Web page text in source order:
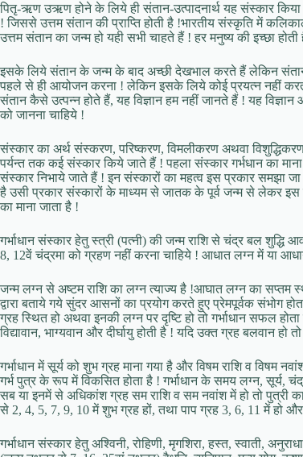
पितृ-ऋण उऋण होने के लिये ही संतान-उत्पादनार्थ यह संस्कार
! जिससे उत्तम संतान की प्राप्ति होती है !भारतीय संस्कृति में
उत्तम संतान का जन्म हो यही सभी चाहते हैं ! हर मनुष्य की इच्छा
इसके लिये संतान के जन्म के बाद अच्छी देखभाल करते हैं लेकिन
पहले से ही आयोजन करना ! लेकिन इसके लिये कोई प्रयत्न नहीं
संतान कैसे उत्पन्न होते हैं, यह विज्ञान हम नहीं जानते हैं ! यह
को जानना चाहिये !
संस्कार का अर्थ संस्करण, परिष्करण, विमलीकरण अथवा
पर्यन्त तक कई संस्कार किये जाते हैं ! पहला संस्कार गर्भधान का
संस्कार निभाये जाते हैं ! इन संस्कारों का महत्व इस प्रकार समझा
है उसी प्रकार संस्कारों के माध्यम से जातक के पूर्व जन्म से लेकर इस
का माना जाता है !
गर्भाधान संस्कार हेतु स्त्री (पत्नी) की जन्म राशि से चंद्र बल शुद्धि
8, 12वें चंद्रमा को ग्रहण नहीं करना चाहिये ! आधात लग्न में या
जन्म लग्न से अष्टम राशि का लग्न त्याज्य है !आघात लग्न का सप्तम
द्वारा बताये गये सुंदर आसनों का प्रयोग करते हुए प्रेमपूर्वक संभोग
ग्रह स्थित हो अथवा इनकी लग्न पर दृष्टि हो तो गर्भाधान सफल होता
विद्यावान, भाग्यवान और दीर्घायु होती है ! यदि उक्त ग्रह बलवान
गर्भाधान में सूर्य को शुभ ग्रह माना गया है और विषम राशि व विषम
गर्भ पुत्र के रूप में विकसित होता है ! गर्भाधान के समय लग्न, सूर्य,
सब या इनमें से अधिकांश ग्रह सम राशि व सम नवांश में हो तो पुत्री
से 2, 4, 5, 7, 9, 10 में शुभ ग्रह हों, तथा पाप ग्रह 3, 6, 11 में हो
गर्भाधान संस्कार हेतु अश्विनी, रोहिणी, मृगशिरा, हस्त, स्वाती,